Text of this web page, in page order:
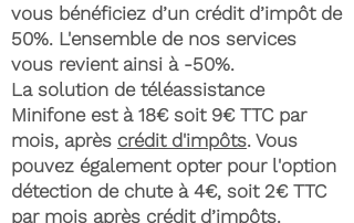
vous bénéficiez d’un crédit d’impôt de
50%. L'ensemble de nos services
vous revient ainsi à -50%.
La solution de téléassistance
Minifone est à 18€ soit 9€ TTC par
mois, après crédit d'impôts. Vous
pouvez également opter pour l'option
détection de chute à 4€, soit 2€ TTC
par mois après crédit d’impôts.